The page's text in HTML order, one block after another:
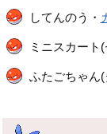
してんのう・
ミニスカート
ふたごちゃん